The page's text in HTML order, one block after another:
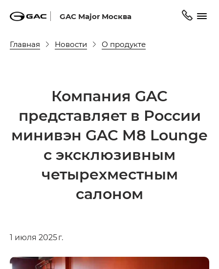
GAC Major Москва
Главная Новости О продукте
Компания GAC
представляет в России
минивэн GAC M8 Lounge
с эксклюзивным
четырехместным
салоном
1 июля 2025 г.